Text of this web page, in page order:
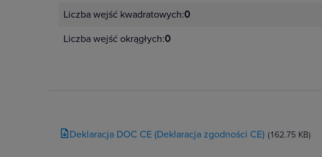
Liczba wejść kwadratowych:0
Liczba wejść okrągłych:0
Deklaracja DOC CE (Deklaracja zgodności CE) (162.75 KB)